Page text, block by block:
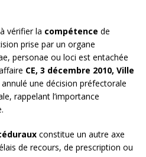
vérifier la compétence de
prise par un organe
personae ou loci est entachée
CE, 3 décembre 2010, Ville
annulé une décision préfectorale
rappelant l’importance
constitue un autre axe
de recours, de prescription ou